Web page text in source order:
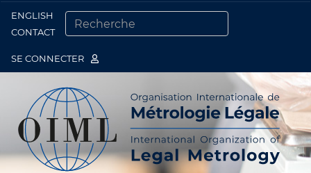
ENGLISH
CONTACT
SE CONNECTER